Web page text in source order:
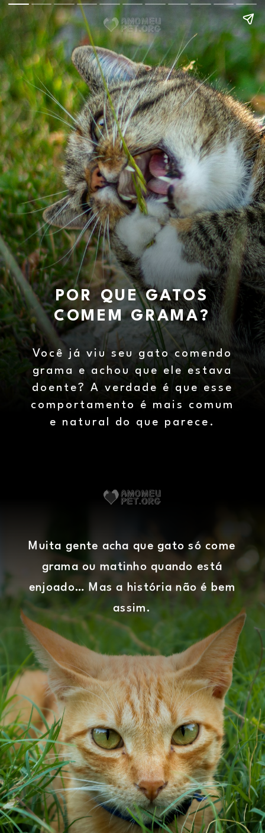
POR QUE GATOS
COMEM GRAMA?
Você já viu seu gato comendo
grama e achou que ele estava
doente? A verdade é que esse
comportamento é mais comum
e natural do que parece.
Muita gente acha que gato só come
grama ou matinho quando está
enjoado… Mas a história não é bem
assim.